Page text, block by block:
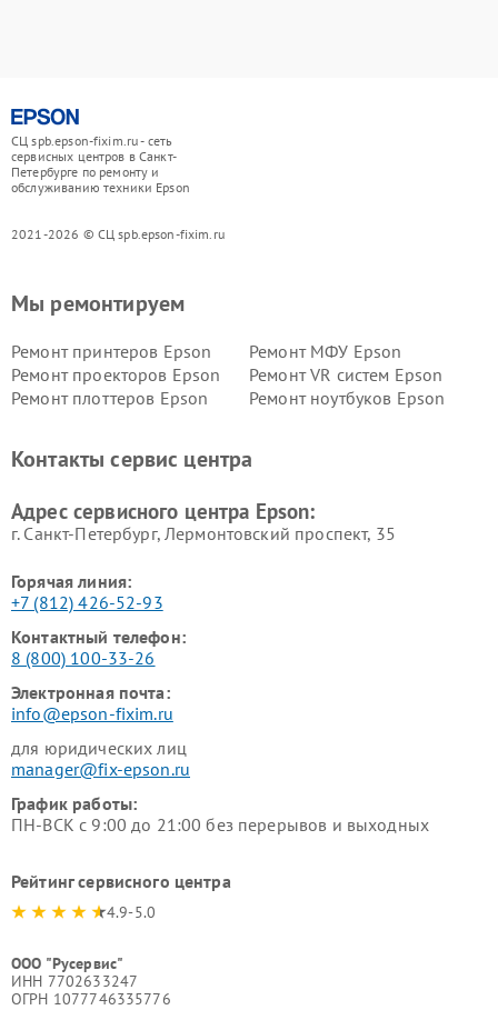
СЦ spb.epson-fixim.ru - сеть
сервисных центров в Санкт-
Петербурге по ремонту и
обслуживанию техники Epson
2021-2026 © СЦ spb.epson-fixim.ru
Мы ремонтируем
Ремонт принтеров Epson
Ремонт МФУ Epson
Ремонт проекторов Epson
Ремонт VR систем Epson
Ремонт плоттеров Epson
Ремонт ноутбуков Epson
Контакты сервис центра
Адрес сервисного центра Epson:
г. Санкт-Петербург, Лермонтовский проспект, 35
Горячая линия:
+7 (812) 426-52-93
Контактный телефон:
8 (800) 100-33-26
Электронная почта:
info@epson-fixim.ru
для юридических лиц
manager@fix-epson.ru
График работы:
ПН-ВСК с 9:00 до 21:00 без перерывов и выходных
Рейтинг сервисного центра
4.9-5.0
ООО "Русервис"
ИНН 7702633247
ОГРН 1077746335776